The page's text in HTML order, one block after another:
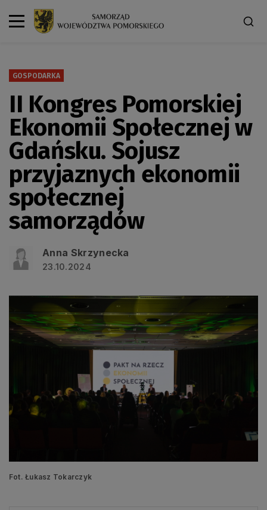
GOSPODARKA
II Kongres Pomorskiej
Ekonomii Społecznej w
Gdańsku. Sojusz
przyjaznych ekonomii
społecznej
samorządów
Anna Skrzynecka
23.10.2024
Fot. Łukasz Tokarczyk